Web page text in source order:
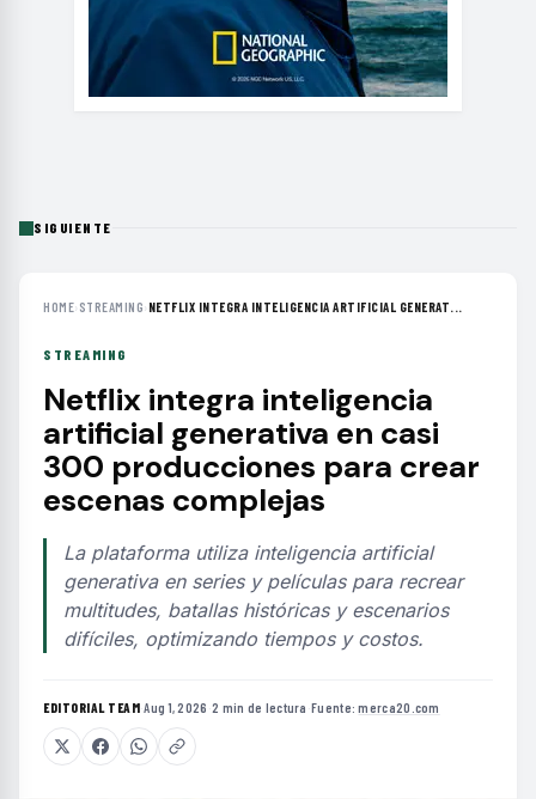
SIGUIENTE
HOME› STREAMING› NETFLIX INTEGRA INTELIGENCIA ARTIFICIAL GENERAT...
STREAMING
Netflix integra inteligencia
artificial generativa en casi
300 producciones para crear
escenas complejas
La plataforma utiliza inteligencia artificial
generativa en series y películas para recrear
multitudes, batallas históricas y escenarios
difíciles, optimizando tiempos y costos.
EDITORIAL TEAM·Aug 1, 2026 ·2 min de lectura ·Fuente:merca20.com